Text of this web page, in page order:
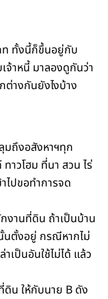
ท ทั้งนี้ก็ขึ้นอยู่กับ
าหนี้ มาลองดูกันว่า
างกันยังไงบ้าง
มถึงอสังหาฯทุก
าวโฮม ที่นา สวน ไร่
ไปขอทำการจด
งานที่ดิน ถ้าเป็นบ้าน
นตั้งอยู่ กรณีหากไม่
เป็นอันใช้ไม่ได้ แล้ว
น ให้กับนาย B ดัง